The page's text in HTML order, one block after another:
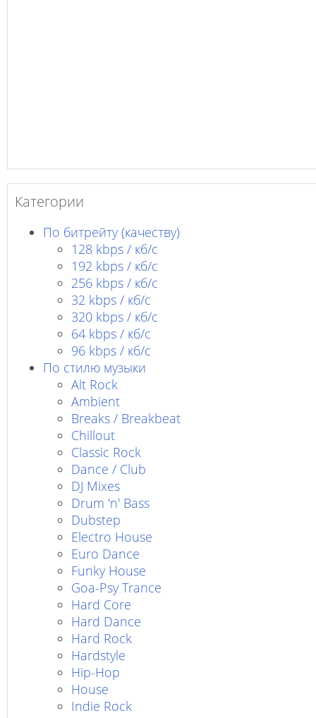
Категории
По битрейту (качеству)
128 kbps / кб/c
192 kbps / кб/c
256 kbps / кб/с
32 kbps / кб/c
320 kbps / кб/с
64 kbps / кб/c
96 kbps / кб/c
По стилю музыки
Alt Rock
Ambient
Breaks / Breakbeat
Chillout
Classic Rock
Dance / Club
DJ Mixes
Drum 'n' Bass
Dubstep
Electro House
Euro Dance
Funky House
Goa-Psy Trance
Hard Core
Hard Dance
Hard Rock
Hardstyle
Hip-Hop
House
Indie Rock